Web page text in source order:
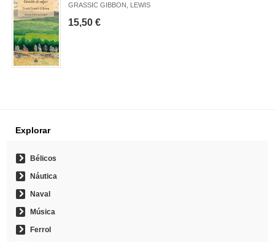
GRASSIC GIBBON, LEWIS
15,50 €
Explorar
Bélicos
Náutica
Naval
Música
Ferrol